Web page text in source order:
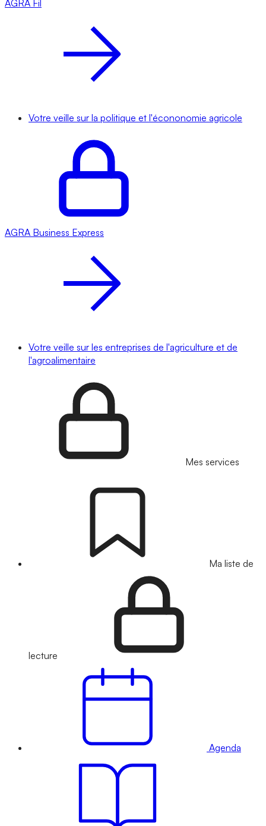
AGRA Fil
Votre veille sur la politique et l'écononomie agricole
AGRA Business Express
Votre veille sur les entreprises de l'agriculture et de
l'agroalimentaire
Mes services
Ma liste de
lecture
Agenda